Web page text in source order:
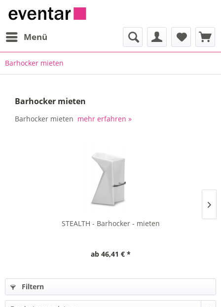
Menü
Barhocker mieten
Barhocker mieten
Barhocker mieten mehr erfahren »
STEALTH - Barhocker - mieten
ab 46,41 € *
Filtern